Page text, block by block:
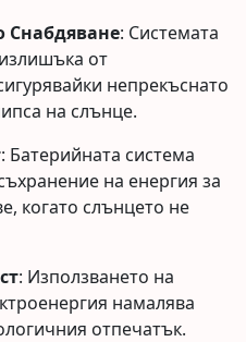
Снабдяване: Системата
от
непрекъснато
на слънце.
: Батерийната система
на енергия за
когато слънцето не
: Използването на
намалява
отпечатък.